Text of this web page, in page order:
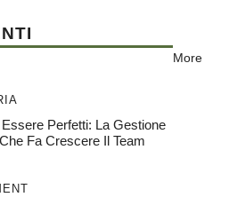
More
Perfetti: La Gestione
Fa Crescere Il Team